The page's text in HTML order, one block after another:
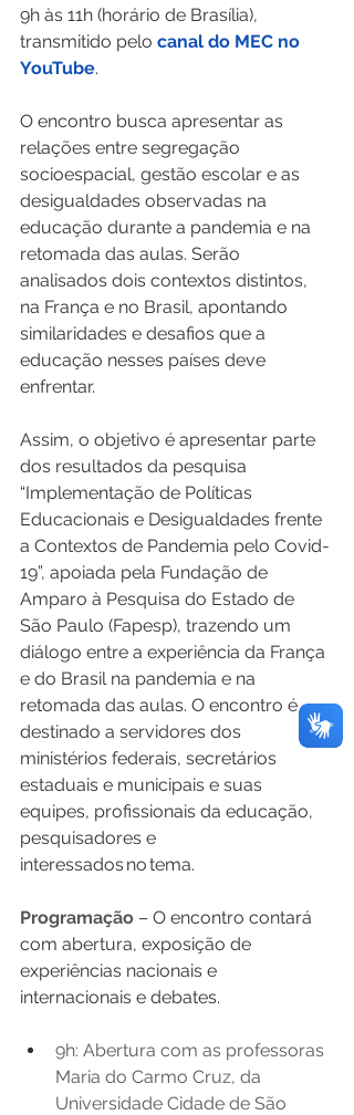
9h às 11h (horário de Brasília),
transmitido pelo canal do MEC no
YouTube.
O encontro busca apresentar as
relações entre segregação
socioespacial, gestão escolar e as
desigualdades observadas na
educação durante a pandemia e na
retomada das aulas. Serão
analisados dois contextos distintos,
na França e no Brasil, apontando
similaridades e desafios que a
educação nesses países deve
enfrentar.
Assim, o objetivo é apresentar parte
dos resultados da pesquisa
“Implementação de Políticas
Educacionais e Desigualdades frente
a Contextos de Pandemia pelo Covid-
19”, apoiada pela Fundação de
Amparo à Pesquisa do Estado de
São Paulo (Fapesp), trazendo um
diálogo entre a experiência da França
e do Brasil na pandemia e na
retomada das aulas. O encontro é
destinado a servidores dos
ministérios federais, secretários
estaduais e municipais e suas
equipes, profissionais da educação,
pesquisadores e
interessados no tema.
Programação – O encontro contará
com abertura, exposição de
experiências nacionais e
internacionais e debates.
9h: Abertura com as professoras
Maria do Carmo Cruz, da
Universidade Cidade de São